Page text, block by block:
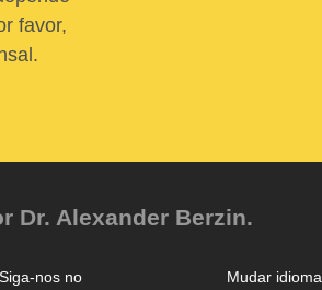
favor,
Dr. Alexander Berzin.
Mudar idioma
Siga-nos no